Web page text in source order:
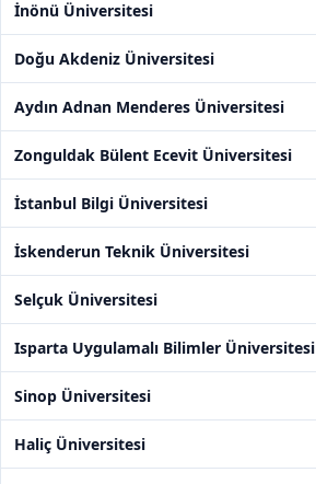
İnönü Üniversitesi
Doğu Akdeniz Üniversitesi
Aydın Adnan Menderes Üniversitesi
Zonguldak Bülent Ecevit Üniversitesi
İstanbul Bilgi Üniversitesi
İskenderun Teknik Üniversitesi
Selçuk Üniversitesi
Isparta Uygulamalı Bilimler Üniversitesi
Sinop Üniversitesi
Haliç Üniversitesi